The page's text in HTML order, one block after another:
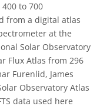
to 700
from a digital atlas
at the
Solar Observatory
Flux Atlas from 296
Furenlid, James
Observatory Atlas
data used here